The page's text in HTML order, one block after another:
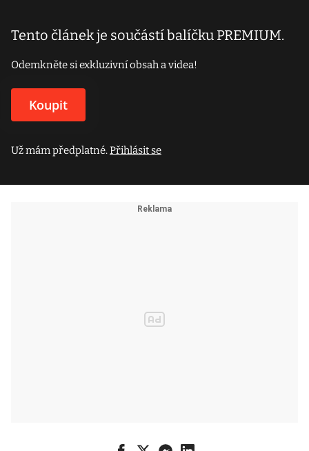
Tento článek je součástí balíčku PREMIUM.
Odemkněte si exkluzivní obsah a videa!
Koupit
Už mám předplatné.Přihlásit se